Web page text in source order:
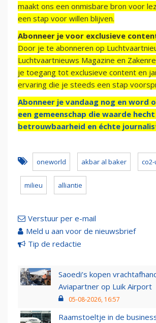
maakt ons een onmisbare bron voor
een stap voor willen blijven.
Abonneer je voor exclusieve
Door je te abonneren op
Luchtvaartnieuws Magazine en
je toegang tot exclusieve content en
ervaring die je steeds een stap
Abonneer je vandaag nog en word
een gemeenschap die waarde
betrouwbaarheid en échte
oneworld akbar al baker
milieu alliantie
Verstuur per e-mail
Meld u aan voor de nieuwsbrief
Tip de redactie
Saoedi’s kopen
Aviapartner op Luik Airport
05-08-2026, 16:57
Raamstoeltje in de